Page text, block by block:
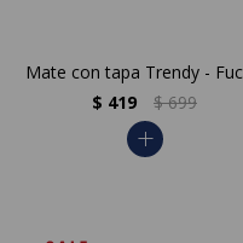
Mate con tapa Trendy -
$ 419 $ 699
add